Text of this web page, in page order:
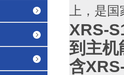
上，是国
XRS-
到主
含